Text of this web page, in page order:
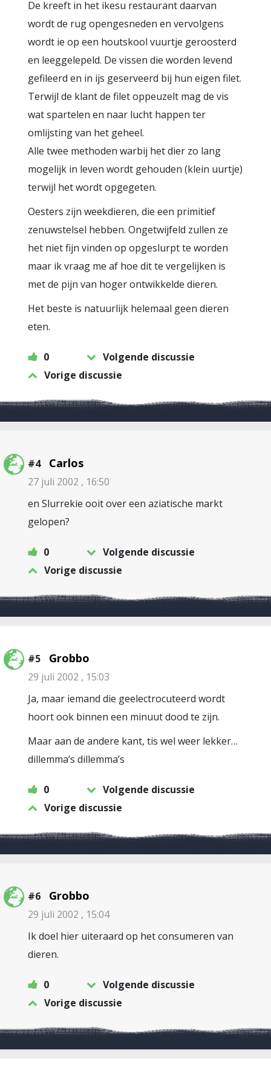
De kreeft in het ikesu restaurant daarvan
wordt de rug opengesneden en vervolgens
wordt ie op een houtskool vuurtje geroosterd
en leeggelepeld. De vissen die worden levend
gefileerd en in ijs geserveerd bij hun eigen filet.
Terwijl de klant de filet oppeuzelt mag de vis
wat spartelen en naar lucht happen ter
omlijsting van het geheel.
Alle twee methoden warbij het dier zo lang
mogelijk in leven wordt gehouden (klein uurtje)
terwijl het wordt opgegeten.
Oesters zijn weekdieren, die een primitief
zenuwstelsel hebben. Ongetwijfeld zullen ze
het niet fijn vinden op opgeslurpt te worden
maar ik vraag me af hoe dit te vergelijken is
met de pijn van hoger ontwikkelde dieren.
Het beste is natuurlijk helemaal geen dieren
eten.
0
Volgende discussie
Vorige discussie
#4 Carlos
27 juli 2002 , 16:50
en Slurrekie ooit over een aziatische markt
gelopen?
0
Volgende discussie
Vorige discussie
#5 Grobbo
29 juli 2002 , 15:03
Ja, maar iemand die geelectrocuteerd wordt
hoort ook binnen een minuut dood te zijn.
Maar aan de andere kant, tis wel weer lekker…
dillemma’s dillemma’s
0
Volgende discussie
Vorige discussie
#6 Grobbo
29 juli 2002 , 15:04
Ik doel hier uiteraard op het consumeren van
dieren.
0
Volgende discussie
Vorige discussie